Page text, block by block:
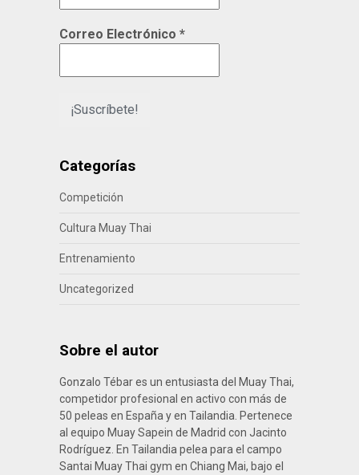
Correo Electrónico *
Categorías
Competición
Cultura Muay Thai
Entrenamiento
Uncategorized
Sobre el autor
Gonzalo Tébar es un entusiasta del Muay Thai,
competidor profesional en activo con más de
50 peleas en España y en Tailandia. Pertenece
al equipo Muay Sapein de Madrid con Jacinto
Rodríguez. En Tailandia pelea para el campo
Santai Muay Thai gym en Chiang Mai, bajo el